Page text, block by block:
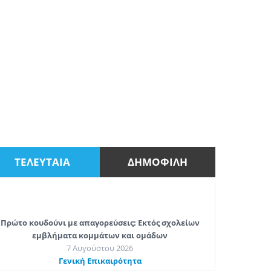
ΤΕΛΕΥΤΑΙΑ ΔΗΜΟΦΙΛΗ
Πρώτο κουδούνι με απαγορεύσεις: Εκτός σχολείων
εμβλήματα κομμάτων και ομάδων
7 Αυγούστου 2026
Γενική Επικαιρότητα